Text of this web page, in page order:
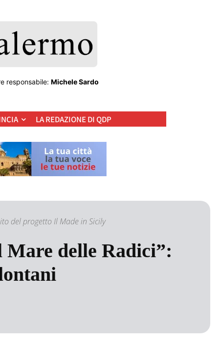
responsabile: Michele Sardo
LA REDAZIONE DI QDP
del progetto Il Made in Sicily
Mare delle Radici”: